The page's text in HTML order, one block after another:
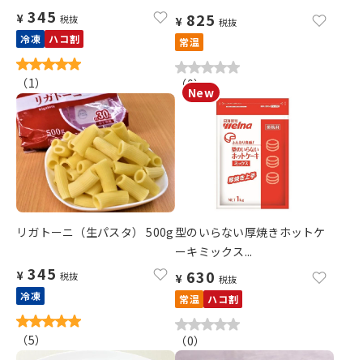
¥ 345 税抜
冷凍 ハコ割
（1）
¥ 825 税抜
常温
（0）
リガトーニ（生パスタ） 500g
¥ 345 税抜
冷凍
（5）
型のいらない厚焼きホットケ
ーキミックス...
¥ 630 税抜
常温 ハコ割
（0）